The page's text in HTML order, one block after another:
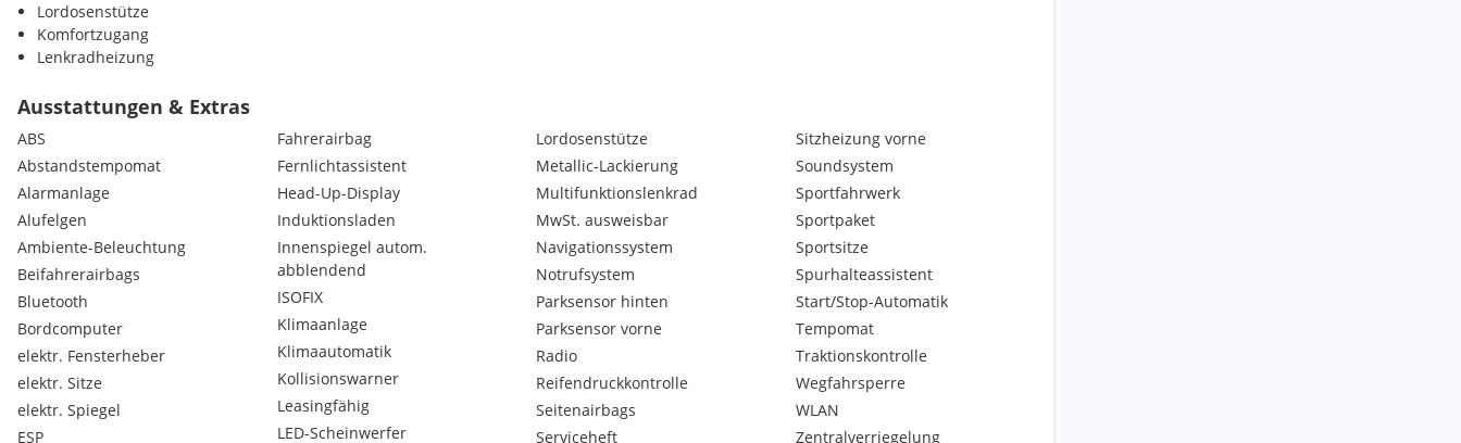
Lordosenstütze
Komfortzugang
Lenkradheizung
Ablagenpaket
Innovationspaket
Head-up Display
Innen- und Außenspiegel automatisch abblendend
Parkassistent
Lichtpaket
M-Aerodynamikpaket
Leichtmetallräder
Leichtmetallräder 19 Zoll
Navigationssystem Professional
Klimaanlage
Klimaautomatik
M-Sitze
Sitze elektr. verstellbar
Ausstattungen & Extras
ABS
Abstandstempomat
Alarmanlage
Alufelgen
Ambiente-Beleuchtung
Beifahrerairbags
Bluetooth
Bordcomputer
elektr. Fensterheber
elektr. Sitze
elektr. Spiegel
ESP
Fahrerairbag
Fernlichtassistent
Head-Up-Display
Induktionsladen
Innenspiegel autom.
abblendend
ISOFIX
Klimaanlage
Klimaautomatik
Kollisionswarner
Leasingfähig
LED-Scheinwerfer
Lordosenstütze
Metallic-Lackierung
Multifunktionslenkrad
MwSt. ausweisbar
Navigationssystem
Notrufsystem
Parksensor hinten
Parksensor vorne
Radio
Reifendruckkontrolle
Seitenairbags
Serviceheft
Sitzheizung vorne
Soundsystem
Sportfahrwerk
Sportpaket
Sportsitze
Spurhalteassistent
Start/Stop-Automatik
Tempomat
Traktionskontrolle
Wegfahrsperre
WLAN
Zentralverriegelung